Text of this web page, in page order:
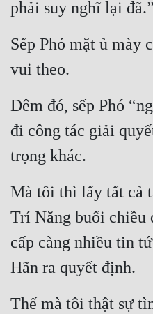
phải suy nghĩ lại đã.”
Sếp Phó mặt ủ mày
vui theo.
Đêm đó, sếp Phó
đi công tác giải
trọng khác.
Mà tôi thì lấy tất cả
Trí Năng buổi chiều
cấp càng nhiều tin
Hãn ra quyết định.
Thế mà tôi thật sự